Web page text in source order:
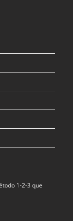
1-2-3 que